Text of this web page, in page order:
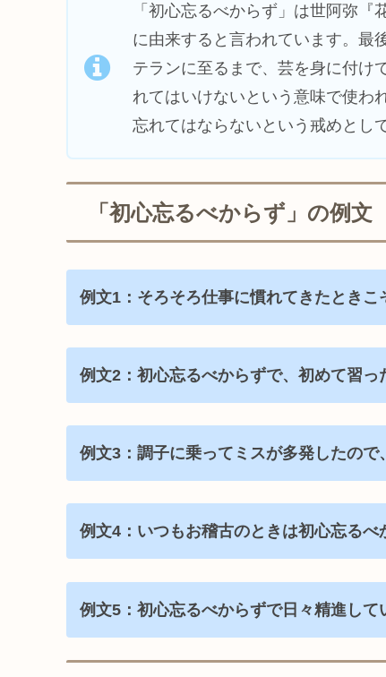
「初心忘るべからず」は世阿弥『
に由来すると言われています。最
テランに至るまで、芸を身に付け
れてはいけないという意味で使わ
忘れてはならないという戒めとし
「初心忘るべからず」の例文
例文1：そろそろ仕事に慣れてきたときこ
例文2：初心忘るべからずで、初めて習っ
例文3：調子に乗ってミスが多発したので
例文4：いつもお稽古のときは初心忘るべ
例文5：初心忘るべからずで日々精進して